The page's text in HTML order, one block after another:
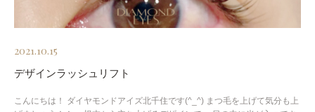
2021.10.15
デザインラッシュリフト
こんにちは！ ダイヤモンドアイズ北千住です(^_^) まつ毛を上げて気分も上